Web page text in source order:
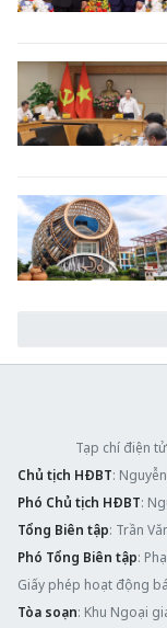
Tạp chí điện
Chủ tịch HĐBT:
Phó Chủ tịch HĐBT:
Tổng Biên tập: Trần
Phó Tổng Biên tập:
Giấy phép hoạt động
Tòa soạn: Khu Ngoại